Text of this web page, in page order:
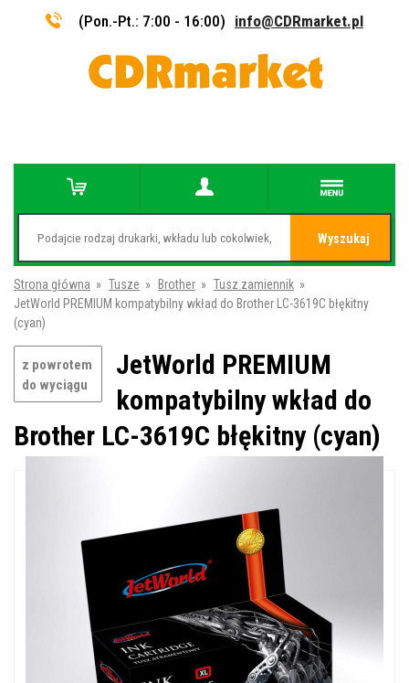
(Pon.-Pt.: 7:00 - 16:00) info@CDRmarket.pl
Wyszukaj
Strona główna » Tusze » Brother » Tusz zamiennik »
JetWorld PREMIUM kompatybilny wkład do Brother LC-3619C błękitny
(cyan)
z powrotem
do wyciągu
JetWorld PREMIUM
kompatybilny wkład do
Brother LC-3619C błękitny (cyan)